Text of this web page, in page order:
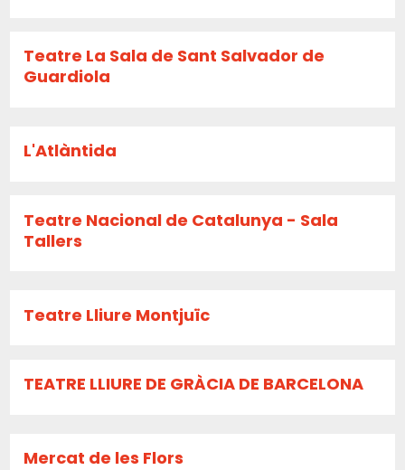
Teatre La Sala de Sant Salvador de
Guardiola
L'Atlàntida
Teatre Nacional de Catalunya - Sala
Tallers
Teatre Lliure Montjuïc
TEATRE LLIURE DE GRÀCIA DE BARCELONA
Mercat de les Flors